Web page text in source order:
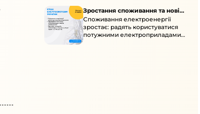
електроприлади вдень.
Зростання споживання та нові
знеструмлення
Споживання електроенергії
зростає: радять користуватися
потужними електроприладами з
10:00 до 16:00 та ощадливо з 17:00